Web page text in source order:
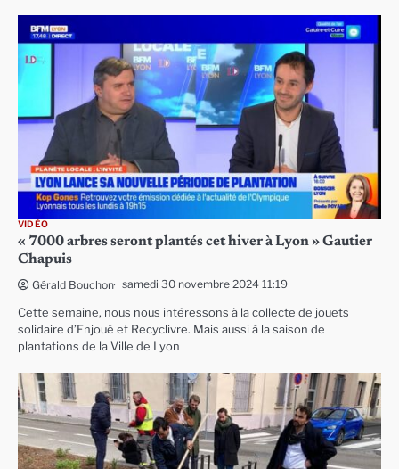
VIDÉO
« 7000 arbres seront plantés cet hiver à Lyon » Gautier
Chapuis
Gérald Bouchon samedi 30 novembre 2024 11:19
Cette semaine, nous nous intéressons à la collecte de jouets
solidaire d’Enjoué et Recyclivre. Mais aussi à la saison de
plantations de la Ville de Lyon